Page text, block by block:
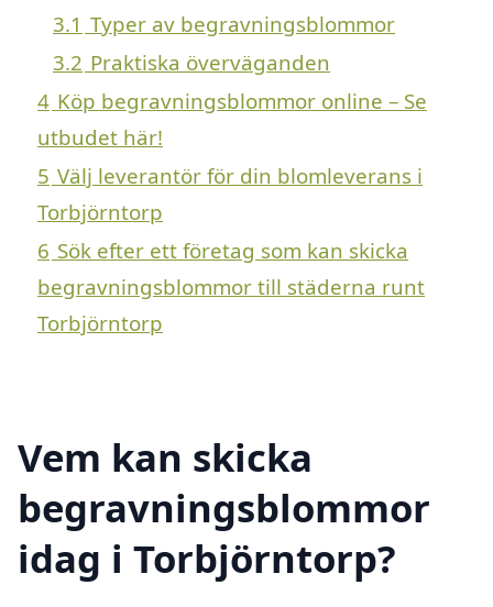
3.1 Typer av begravningsblommor
3.2 Praktiska överväganden
4 Köp begravningsblommor online – Se
utbudet här!
5 Välj leverantör för din blomleverans i
Torbjörntorp
6 Sök efter ett företag som kan skicka
begravningsblommor till städerna runt
Torbjörntorp
Vem kan skicka
begravningsblommor
idag i Torbjörntorp?